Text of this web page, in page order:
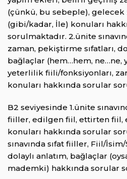
(çünkü, bu sebeple), gelecek
(gibi/kadar, İle) konuları
sorulmaktadır. 2.ünite
zaman, pekiştirme sıfatları,
bağlaçlar (hem…hem, ne…ne,
yeterlilik fiili/fonksiyonları,
konuları hakkında sorular
B2 seviyesinde 1.ünite
fiiller, edilgen fiil, ettirten fiil,
konuları hakkında sorular
sınavında sıfat fiiller, Fiil/
dolaylı anlatım, bağlaçlar
mademki) hakkında sorular